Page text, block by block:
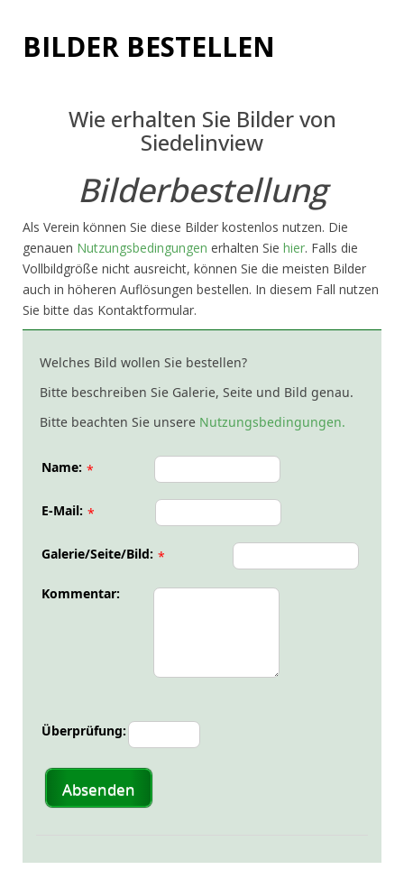
BILDER BESTELLEN
Wie erhalten Sie Bilder von
Siedelinview
Bilderbestellung
Als Verein können Sie diese Bilder kostenlos nutzen. Die
genauen Nutzungsbedingungen erhalten Sie hier. Falls die
Vollbildgröße nicht ausreicht, können Sie die meisten Bilder
auch in höheren Auflösungen bestellen. In diesem Fall nutzen
Sie bitte das Kontaktformular.
Welches Bild wollen Sie bestellen?
Bitte beschreiben Sie Galerie, Seite und Bild genau.
Bitte beachten Sie unsere Nutzungsbedingungen.
Name: *
E-Mail: *
Galerie/Seite/Bild: *
Kommentar:
Überprüfung:
Absenden